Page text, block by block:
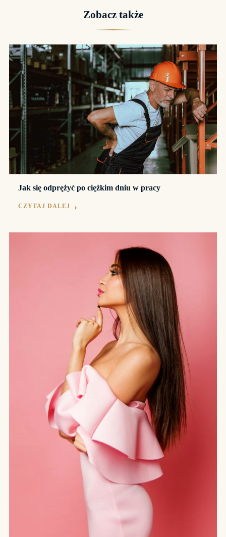
Zobacz także
Jak się odprężyć po ciężkim dniu w pracy
CZYTAJ DALEJ